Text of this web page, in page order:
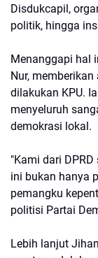
Disdukcapil,
politik, hingga
Menanggapi hal
Nur,
dilakukan KPU.
menyeluruh
demokrasi lokal.
"Kami dari
ini bukan hanya
pemangku
politisi Partai
Lebih lanjut